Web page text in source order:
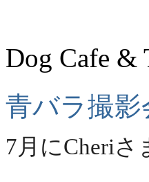
Dog Cafe &
青バラ撮影
7月にCheri